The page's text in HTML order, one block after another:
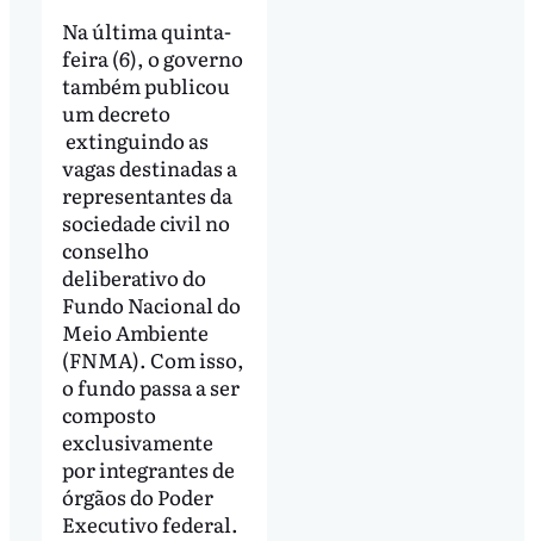
Na última quinta-
feira (6), o governo
também publicou
um decreto
extinguindo as
vagas destinadas a
representantes da
sociedade civil no
conselho
deliberativo do
Fundo Nacional do
Meio Ambiente
(FNMA). Com isso,
o fundo passa a ser
composto
exclusivamente
por integrantes de
órgãos do Poder
Executivo federal.